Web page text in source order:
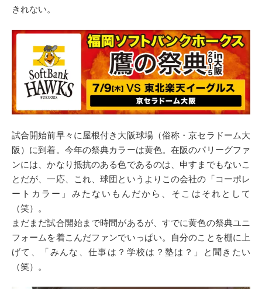
きれない。
試合開始前早々に屋根付き大阪球場（俗称・京セラドーム大
阪）に到着。今年の祭典カラーは黄色。在阪のパリーグファ
ンには、かなり抵抗のある色であるのは、申すまでもないこ
とだが、一応、これ、球団というよりこの会社の「コーポレ
ートカラー」みたないもんだから、そこはそれとして
（笑）。
まだまだ試合開始まで時間があるが、すでに黄色の祭典ユニ
フォームを着こんだファンでいっぱい。自分のことを棚に上
げて、「みんな、仕事は？学校は？塾は？」と聞きたい
（笑）。